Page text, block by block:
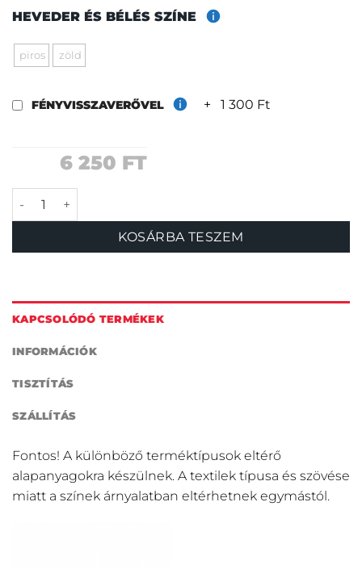
HEVEDER ÉS BÉLÉS SZÍNE
piros zöld
FÉNYVISSZAVERŐVEL + 1 300 Ft
6 250 FT
Riaria póráz mennyiség
KOSÁRBA TESZEM
KAPCSOLÓDÓ TERMÉKEK
INFORMÁCIÓK
TISZTÍTÁS
SZÁLLÍTÁS
Fontos! A különböző terméktípusok eltérő
alapanyagokra készülnek. A textilek típusa és szövése
miatt a színek árnyalatban eltérhetnek egymástól.